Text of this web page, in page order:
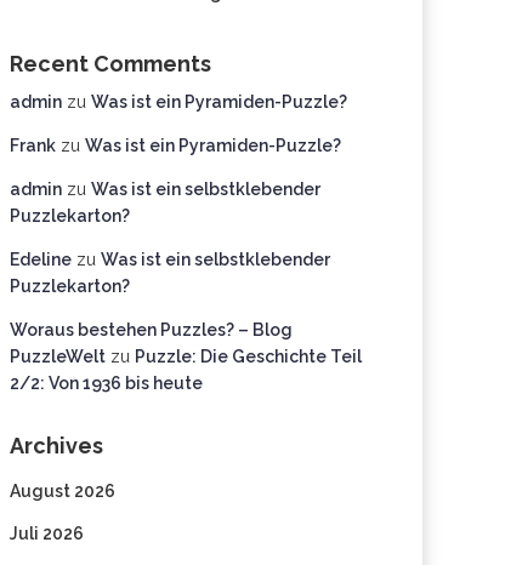
Recent Comments
admin zu Was ist ein Pyramiden-Puzzle?
Frank zu Was ist ein Pyramiden-Puzzle?
admin zu Was ist ein selbstklebender
Puzzlekarton?
Edeline zu Was ist ein selbstklebender
Puzzlekarton?
Woraus bestehen Puzzles? – Blog
PuzzleWelt zu Puzzle: Die Geschichte Teil
2/2: Von 1936 bis heute
Archives
August 2026
Juli 2026